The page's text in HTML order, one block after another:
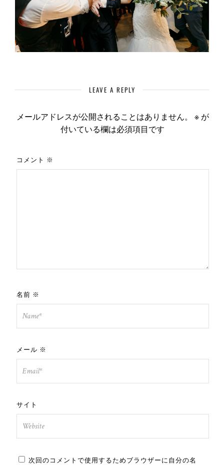
LEAVE A REPLY
メールアドレスが公開されることはありません。 ※が
付いている欄は必須項目です
コメント ※
名前 ※
メール ※
サイト
次回のコメントで使用するためブラウザーに自分の名